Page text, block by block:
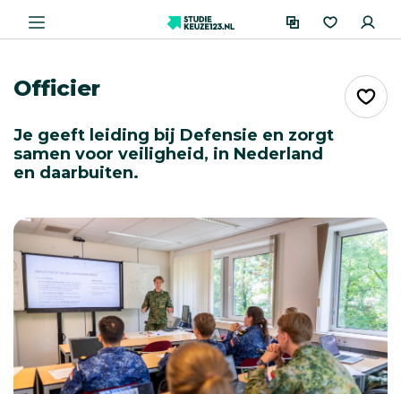
Officier
Je geeft leiding bij Defensie en zorgt
samen voor veiligheid, in Nederland
en daarbuiten.